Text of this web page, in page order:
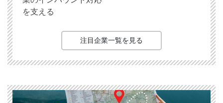
を支える
注目企業一覧を見る